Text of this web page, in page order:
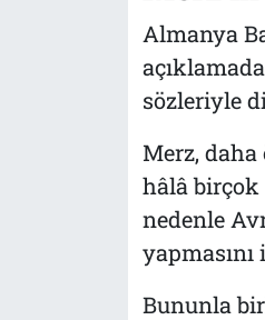
Almanya
sözleriyle
Merz, daha
hâlâ birçok
nedenle
Bununla